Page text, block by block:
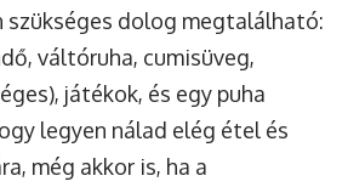
szükséges dolog megtalálható:
váltóruha, cumisüveg,
játékok, és egy puha
legyen nálad elég étel és
még akkor is, ha a